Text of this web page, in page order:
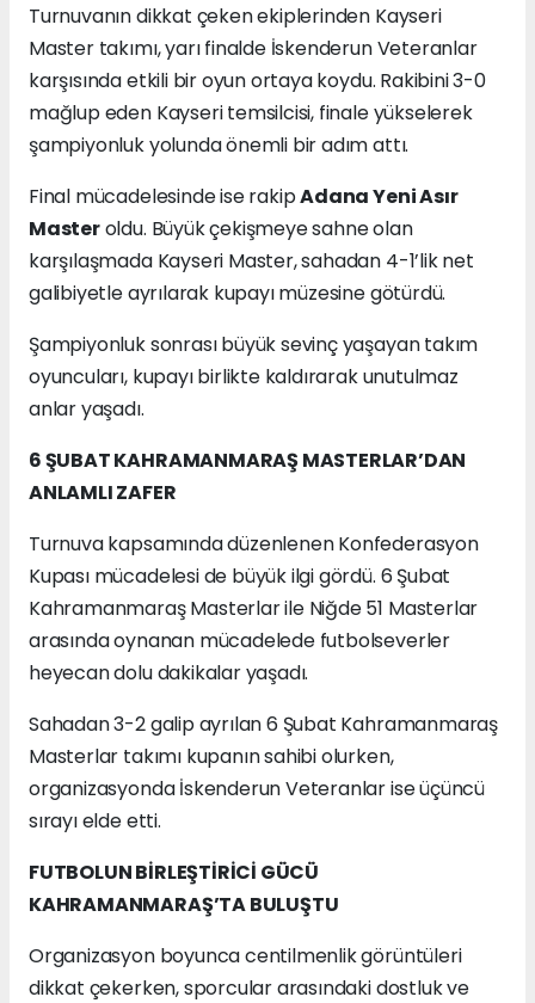
Turnuvanın dikkat çeken ekiplerinden Kayseri
Master takımı, yarı finalde İskenderun Veteranlar
karşısında etkili bir oyun ortaya koydu. Rakibini 3-0
mağlup eden Kayseri temsilcisi, finale yükselerek
şampiyonluk yolunda önemli bir adım attı.
Final mücadelesinde ise rakipAdana Yeni Asır
Masteroldu. Büyük çekişmeye sahne olan
karşılaşmada Kayseri Master, sahadan 4-1’lik net
galibiyetle ayrılarak kupayı müzesine götürdü.
Şampiyonluk sonrası büyük sevinç yaşayan takım
oyuncuları, kupayı birlikte kaldırarak unutulmaz
anlar yaşadı.
6 ŞUBAT KAHRAMANMARAŞ MASTERLAR’DAN
ANLAMLI ZAFER
Turnuva kapsamında düzenlenen Konfederasyon
Kupası mücadelesi de büyük ilgi gördü. 6 Şubat
Kahramanmaraş Masterlar ile Niğde 51 Masterlar
arasında oynanan mücadelede futbolseverler
heyecan dolu dakikalar yaşadı.
Sahadan 3-2 galip ayrılan 6 Şubat Kahramanmaraş
Masterlar takımı kupanın sahibi olurken,
organizasyonda İskenderun Veteranlar ise üçüncü
sırayı elde etti.
FUTBOLUN BİRLEŞTİRİCİ GÜCÜ
KAHRAMANMARAŞ’TA BULUŞTU
Organizasyon boyunca centilmenlik görüntüleri
dikkat çekerken, sporcular arasındaki dostluk ve